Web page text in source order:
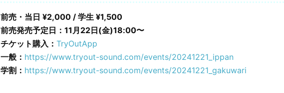
前売・当日 ¥2,000 / 学生 ¥1,500
前売発売予定日：11月22日(金)18:00〜
チケット購入： TryOutApp
一般： https://www.tryout-sound.com/events/20241221_ippan
学割： https://www.tryout-sound.com/events/20241221_gakuwari